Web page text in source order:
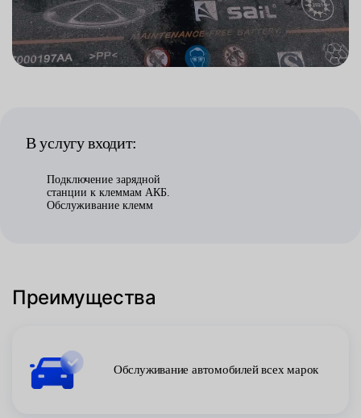
В услугу входит:
Подключение зарядной
станции к клеммам АКБ.
Обслуживание клемм
Преимущества
Обслуживание автомобилей всех марок